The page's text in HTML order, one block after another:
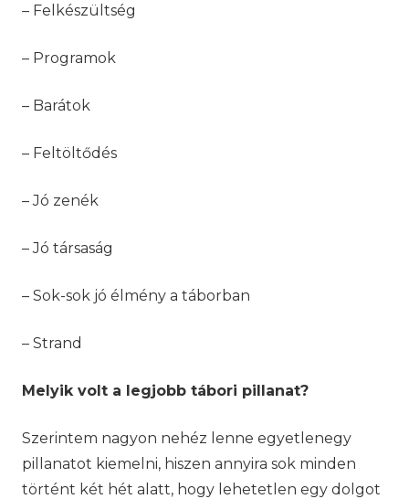
– Felkészültség
– Programok
– Barátok
– Feltöltődés
– Jó zenék
– Jó társaság
– Sok-sok jó élmény a táborban
– Strand
Melyik volt a legjobb tábori pillanat?
Szerintem nagyon nehéz lenne egyetlenegy
pillanatot kiemelni, hiszen annyira sok minden
történt két hét alatt, hogy lehetetlen egy dolgot